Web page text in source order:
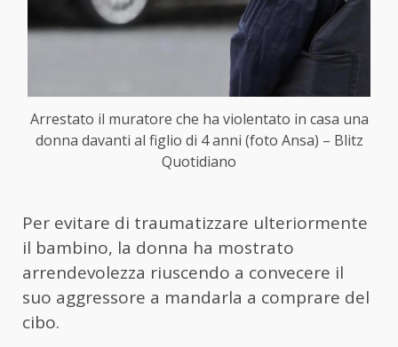
Arrestato il muratore che ha violentato in casa una
donna davanti al figlio di 4 anni (foto Ansa) – Blitz
Quotidiano
Per evitare di traumatizzare ulteriormente
il bambino, la donna ha mostrato
arrendevolezza riuscendo a convecere il
suo aggressore a mandarla a comprare del
cibo.